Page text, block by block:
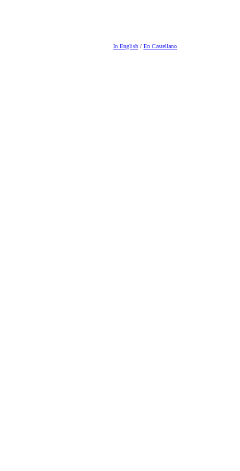
In English / En Castellano